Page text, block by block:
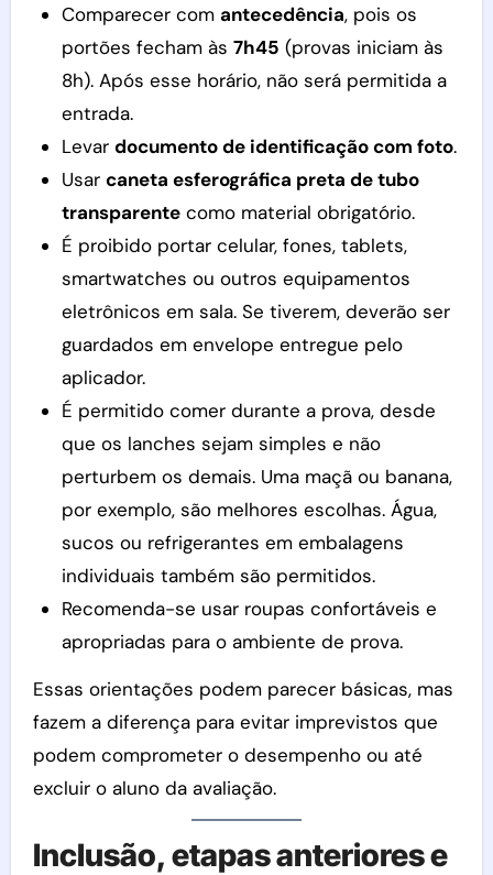
Comparecer com antecedência, pois os
portões fecham às 7h45 (provas iniciam às
8h). Após esse horário, não será permitida a
entrada.
Levar documento de identificação com foto.
Usar caneta esferográfica preta de tubo
transparentecomo material obrigatório.
É proibido portar celular, fones, tablets,
smartwatches ou outros equipamentos
eletrônicos em sala. Se tiverem, deverão ser
guardados em envelope entregue pelo
aplicador.
É permitido comer durante a prova, desde
que os lanches sejam simples e não
perturbem os demais. Uma maçã ou banana,
por exemplo, são melhores escolhas. Água,
sucos ou refrigerantes em embalagens
individuais também são permitidos.
Recomenda-se usar roupas confortáveis e
apropriadas para o ambiente de prova.
Essas orientações podem parecer básicas, mas
fazem a diferença para evitar imprevistos que
podem comprometer o desempenho ou até
excluir o aluno da avaliação.
Inclusão, etapas anteriores e